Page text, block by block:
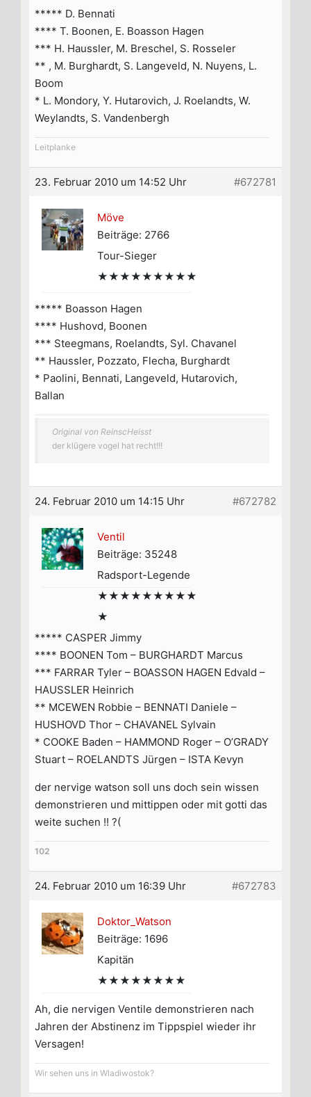
***** D. Bennati
**** T. Boonen, E. Boasson Hagen
*** H. Haussler, M. Breschel, S. Rosseler
** , M. Burghardt, S. Langeveld, N. Nuyens, L.
Boom
* L. Mondory, Y. Hutarovich, J. Roelandts, W.
Weylandts, S. Vandenbergh
Leitplanke
23. Februar 2010 um 14:52 Uhr #672781
Möve
Beiträge: 2766
Tour-Sieger
★★★★★★★★★
***** Boasson Hagen
**** Hushovd, Boonen
*** Steegmans, Roelandts, Syl. Chavanel
** Haussler, Pozzato, Flecha, Burghardt
* Paolini, Bennati, Langeveld, Hutarovich,
Ballan
Original von ReinscHeisst
der klügere vogel hat recht!!!
24. Februar 2010 um 14:15 Uhr #672782
Ventil
Beiträge: 35248
Radsport-Legende
★★★★★★★★★
★
***** CASPER Jimmy
**** BOONEN Tom – BURGHARDT Marcus
*** FARRAR Tyler – BOASSON HAGEN Edvald –
HAUSSLER Heinrich
** MCEWEN Robbie – BENNATI Daniele –
HUSHOVD Thor – CHAVANEL Sylvain
* COOKE Baden – HAMMOND Roger – O’GRADY
Stuart – ROELANDTS Jürgen – ISTA Kevyn
der nervige watson soll uns doch sein wissen
demonstrieren und mittippen oder mit gotti das
weite suchen !! ?(
102
24. Februar 2010 um 16:39 Uhr #672783
Doktor_Watson
Beiträge: 1696
Kapitän
★★★★★★★★
Ah, die nervigen Ventile demonstrieren nach
Jahren der Abstinenz im Tippspiel wieder ihr
Versagen!
Wir sehen uns in Wladiwostok?